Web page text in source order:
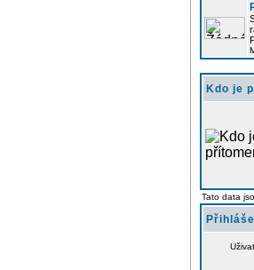
Kdo je
Tato data